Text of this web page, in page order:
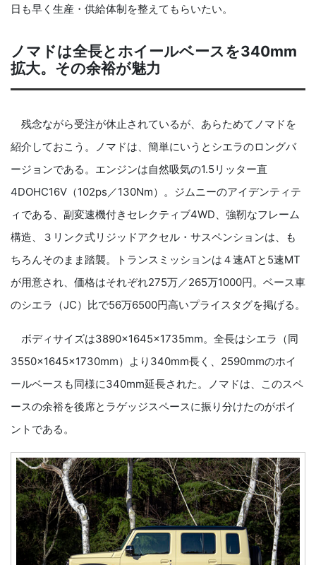
日も早く生産・供給体制を整えてもらいたい。
ノマドは全長とホイールベースを340mm
拡大。その余裕が魅力
残念ながら受注が休止されているが、あらためてノマドを
紹介しておこう。ノマドは、簡単にいうとシエラのロングバ
ージョンである。エンジンは自然吸気の1.5リッター直
4DOHC16V（102ps／130Nm）。ジムニーのアイデンティテ
ィである、副変速機付きセレクティブ4WD、強靭なフレーム
構造、３リンク式リジッドアクセル・サスペンションは、も
ちろんそのまま踏襲。トランスミッションは４速ATと5速MT
が用意され、価格はそれぞれ275万／265万1000円。ベース車
のシエラ（JC）比で56万6500円高いプライスタグを掲げる。
ボディサイズは3890×1645×1735mm。全長はシエラ（同
3550×1645×1730mm）より340mm長く、2590mmのホイ
ールベースも同様に340mm延長された。ノマドは、このスペ
ースの余裕を後席とラゲッジスペースに振り分けたのがポイ
ントである。